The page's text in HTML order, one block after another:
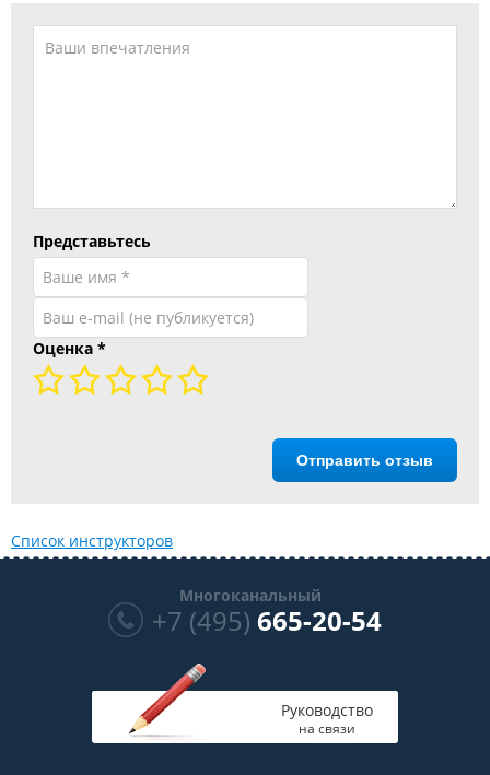
Представьтесь
Оценка *
Отправить отзыв
Список инструкторов
Многоканальный
+7 (495) 665-20-54
Руководство
на связи